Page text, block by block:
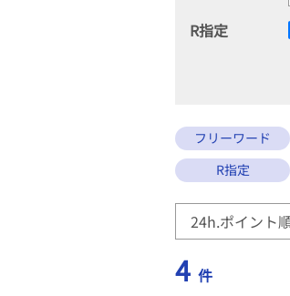
R指定
フリーワード
R指定
4 件